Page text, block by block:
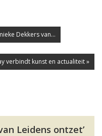
Dekkers van...
verbindt kunst en actualiteit »
Leidens ontzet’